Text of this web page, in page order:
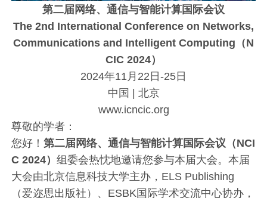
第二届网络、通信与智能计算国际会议
The 2nd International Conference on Networks,
Communications and Intelligent Computing（N
CIC 2024）
2024年11月22日-25日
中国 | 北京
www.icncic.org
尊敬的学者：
您好！第二届网络、通信与智能计算国际会议（NCI
C 2024）组委会热忱地邀请您参与本届大会。本届
大会由北京信息科技大学主办，ELS Publishing
（爱迩思出版社）、ESBK国际学术交流中心协办，